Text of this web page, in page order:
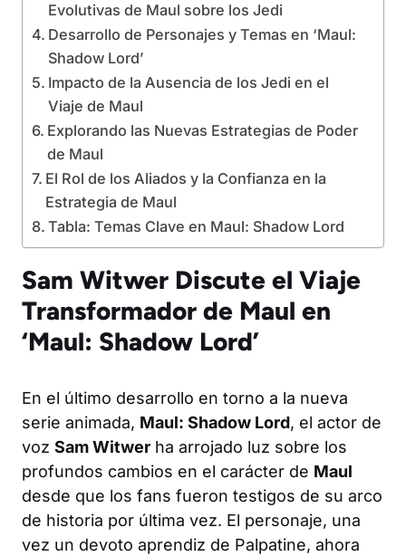
Evolutivas de Maul sobre los Jedi
Desarrollo de Personajes y Temas en ‘Maul:
Shadow Lord’
Impacto de la Ausencia de los Jedi en el
Viaje de Maul
Explorando las Nuevas Estrategias de Poder
de Maul
El Rol de los Aliados y la Confianza en la
Estrategia de Maul
Tabla: Temas Clave en Maul: Shadow Lord
Sam Witwer Discute el Viaje
Transformador de Maul en
‘Maul: Shadow Lord’
En el último desarrollo en torno a la nueva
serie animada, Maul: Shadow Lord, el actor de
voz Sam Witwer ha arrojado luz sobre los
profundos cambios en el carácter de Maul
desde que los fans fueron testigos de su arco
de historia por última vez. El personaje, una
vez un devoto aprendiz de Palpatine, ahora